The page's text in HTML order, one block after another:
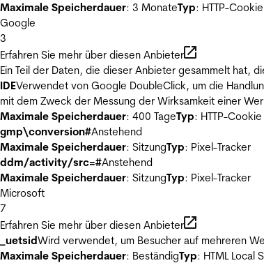
Maximale Speicherdauer: 3 MonateTyp: HTTP-Cookie
Google
3
Erfahren Sie mehr über diesen Anbieter
Ein Teil der Daten, die dieser Anbieter gesammelt hat,
IDEVerwendet von Google DoubleClick, um die
mit dem Zweck der Messung der Wirksamkeit einer
Maximale Speicherdauer: 400 TageTyp: HTTP-Cookie
gmp\conversion#Anstehend
Maximale Speicherdauer: SitzungTyp: Pixel-Tracker
ddm/activity/src=#Anstehend
Maximale Speicherdauer: SitzungTyp: Pixel-Tracker
Microsoft
7
Erfahren Sie mehr über diesen Anbieter
_uetsidWird verwendet, um Besucher auf mehreren
Maximale Speicherdauer: BeständigTyp: HTML Local